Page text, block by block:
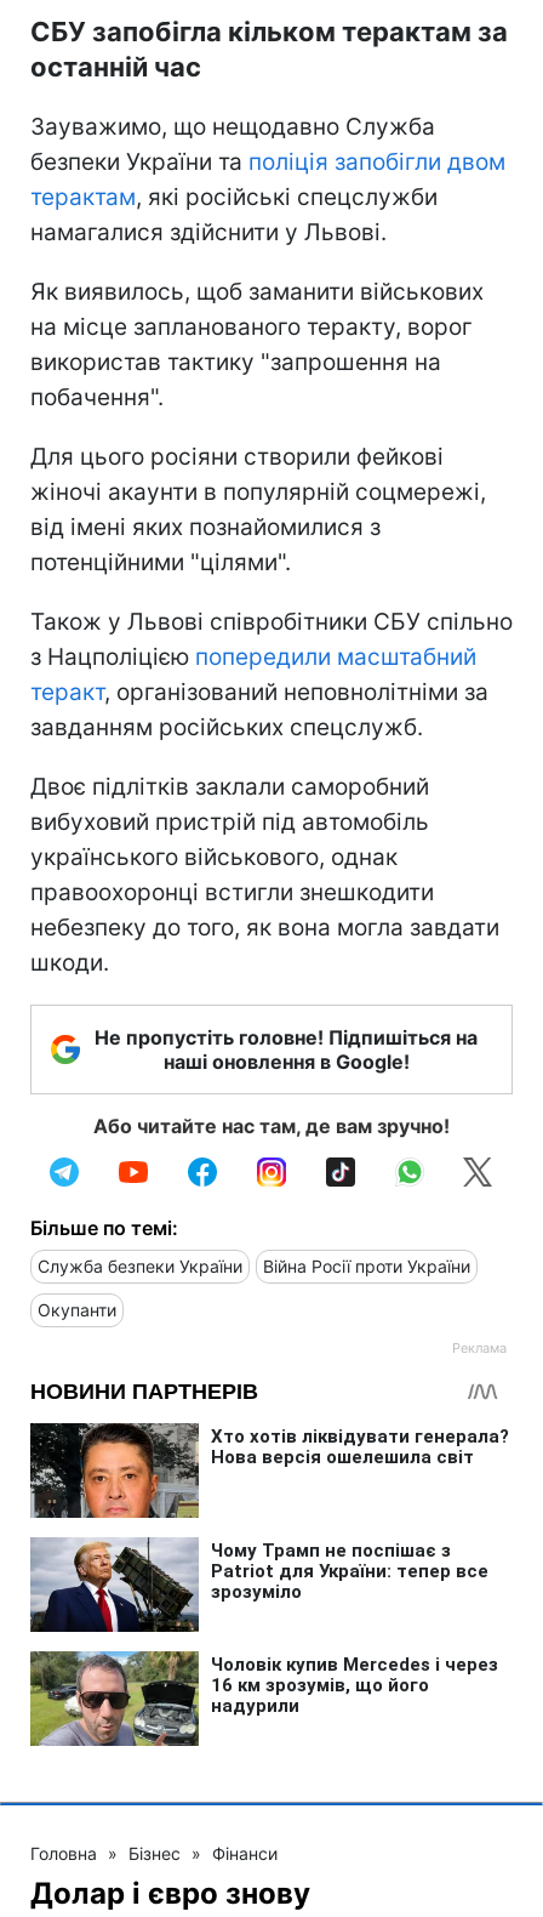
СБУ запобігла кільком терактам за
останній час
Зауважимо, що нещодавно Служба
безпеки України та поліція запобігли двом
терактам, які російські спецслужби
намагалися здійснити у Львові.
Як виявилось, щоб заманити військових
на місце запланованого теракту, ворог
використав тактику "запрошення на
побачення".
Для цього росіяни створили фейкові
жіночі акаунти в популярній соцмережі,
від імені яких познайомилися з
потенційними "цілями".
Також у Львові співробітники СБУ спільно
з Нацполіцією попередили масштабний
теракт, організований неповнолітніми за
завданням російських спецслужб.
Двоє підлітків заклали саморобний
вибуховий пристрій під автомобіль
українського військового, однак
правоохоронці встигли знешкодити
небезпеку до того, як вона могла завдати
шкоди.
Не пропустіть головне! Підпишіться на
наші оновлення в Google!
Або читайте нас там, де вам зручно!
Більше по темі:
Служба безпеки України Війна Росії проти України
Окупанти
Головна » Бізнес » Фінанси
Долар і євро знову